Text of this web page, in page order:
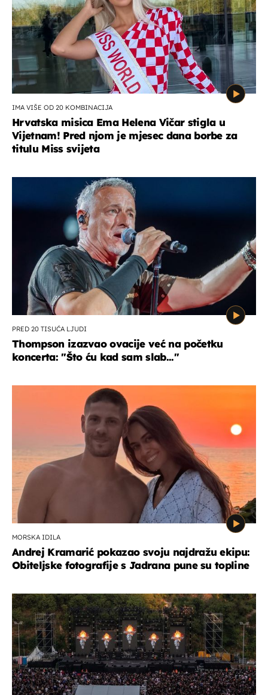
IMA VIŠE OD 20 KOMBINACIJA
Hrvatska misica Ema Helena Vičar stigla u
Vijetnam! Pred njom je mjesec dana borbe za
titulu Miss svijeta
PRED 20 TISUĆA LJUDI
Thompson izazvao ovacije već na početku
koncerta: "Što ću kad sam slab..."
MORSKA IDILA
Andrej Kramarić pokazao svoju najdražu ekipu:
Obiteljske fotografije s Jadrana pune su topline